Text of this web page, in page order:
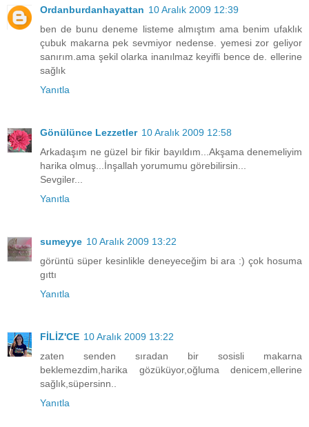
Ordanburdanhayattan 10 Aralık 2009 12:39
ben de bunu deneme listeme almıştım ama benim ufaklık
çubuk makarna pek sevmiyor nedense. yemesi zor geliyor
sanırım.ama şekil olarka inanılmaz keyifli bence de. ellerine
sağlık
Yanıtla
Gönülünce Lezzetler 10 Aralık 2009 12:58
Arkadaşım ne güzel bir fikir bayıldım...Akşama denemeliyim
harika olmuş...İnşallah yorumumu görebilirsin...
Sevgiler...
Yanıtla
sumeyye 10 Aralık 2009 13:22
görüntü süper kesinlikle deneyeceğim bi ara :) çok hosuma
gıttı
Yanıtla
FİLİZ'CE 10 Aralık 2009 13:22
zaten senden sıradan bir sosisli makarna
beklemezdim,harika gözüküyor,oğluma denicem,ellerine
sağlık,süpersinn..
Yanıtla